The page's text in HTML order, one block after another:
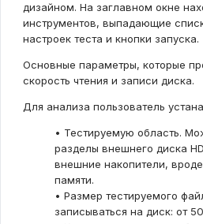
дизайном. На заглавном окне
инструментов, выпадающие
настроек теста и кнопки запуска.
Основные параметры, которые
скорость чтения и записи диска.
Для анализа пользователь
• Тестируемую область.
разделы внешнего диска
внешние накопители,
памяти.
• Размер тестируемого
записываться на диск: от